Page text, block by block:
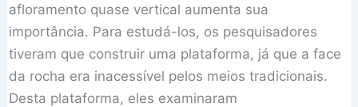
afloramento quase vertical aumenta sua
importância. Para estudá-los, os pesquisadores
tiveram que construir uma plataforma, já que a face
da rocha era inacessível pelos meios tradicionais.
Desta plataforma, eles examinaram